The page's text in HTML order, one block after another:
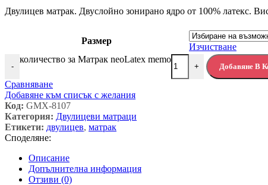
Двулицев матрак. Двуслойно зонирано ядро от 100% латекс.
Размер
Изчистване
-
количество за Матрак neoLatex memo
+ Добавяне В
Сравняване
Добавяне към списък с желания
Код: GMX-8107
Категория: Двулицеви матраци
Етикети: двулицев, матрак
Споделяне:
Описание
Допълнителна информация
Отзиви (0)